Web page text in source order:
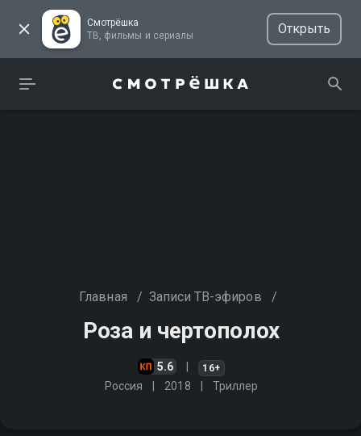
Смотрёшка
ТВ, фильмы и сериалы
Открыть
Главная / Записи ТВ-эфиров /
Роза и чертополох
5.6 16+
Россия 2018 Триллер